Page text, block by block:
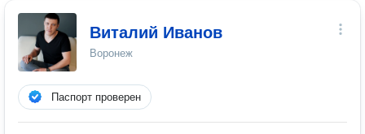
Виталий Иванов
Воронеж
Паспорт проверен